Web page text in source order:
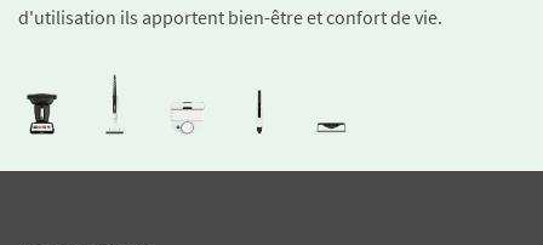
d'utilisation ils apportent bien-être et confort de vie.